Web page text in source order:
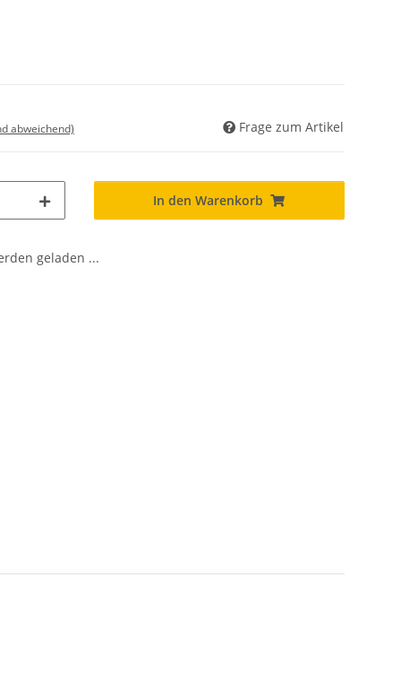
abweichend) Frage zum Artikel
In den Warenkorb
geladen ...